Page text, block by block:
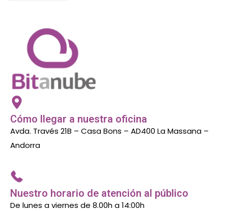
Cómo llegar a nuestra oficina
Avda. Través 21B – Casa Bons – AD400 La Massana –
Andorra
Nuestro horario de atención al público
De lunes a viernes de 8.00h a 14:00h